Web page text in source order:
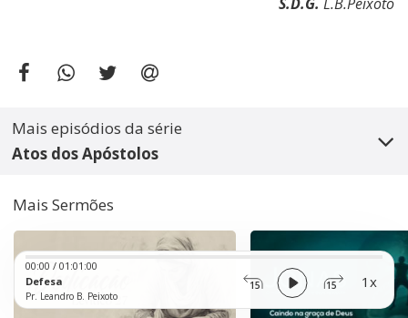
Mais episódios da série
Atos dos Apóstolos
Mais Sermões
Defesa
Pr. Leandro B. Peixoto
Audio
Player
15 15
00:00 / 01:01:00
1x